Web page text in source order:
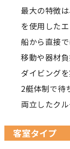
最大の特徴
を使用した
船から直接
移動や器材
ダイビング
2艇体制で待
両立したクル
客室タイプ